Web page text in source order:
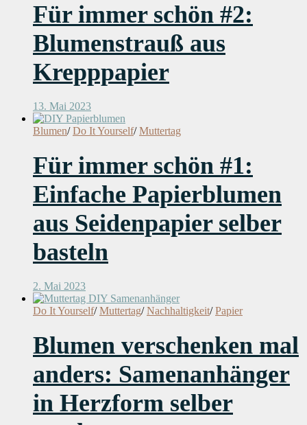
Für immer schön #2:
Blumenstrauß aus
Krepppapier
13. Mai 2023
Blumen/ Do It Yourself/ Muttertag
Für immer schön #1:
Einfache Papierblumen
aus Seidenpapier selber
basteln
2. Mai 2023
Do It Yourself/ Muttertag/ Nachhaltigkeit/ Papier
Blumen verschenken mal
anders: Samenanhänger
in Herzform selber